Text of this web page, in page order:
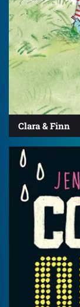
Clara & Finn